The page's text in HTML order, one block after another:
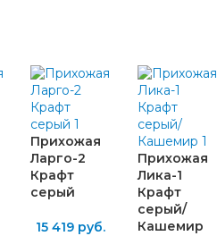
Прихожая
Ларго-2
Крафт
серый
15 419руб.
Прихожая
Лика-1
Крафт
серый/
Кашемир